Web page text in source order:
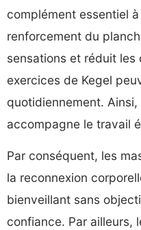
complément essentiel
renforcement du
sensations et réduit les
exercices de Kegel
quotidiennement.
accompagne le travail
Par conséquent, les
la reconnexion
bienveillant sans
confiance. Par ailleurs,